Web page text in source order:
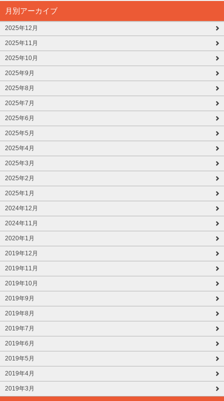
月別アーカイブ
2025年12月
2025年11月
2025年10月
2025年9月
2025年8月
2025年7月
2025年6月
2025年5月
2025年4月
2025年3月
2025年2月
2025年1月
2024年12月
2024年11月
2020年1月
2019年12月
2019年11月
2019年10月
2019年9月
2019年8月
2019年7月
2019年6月
2019年5月
2019年4月
2019年3月